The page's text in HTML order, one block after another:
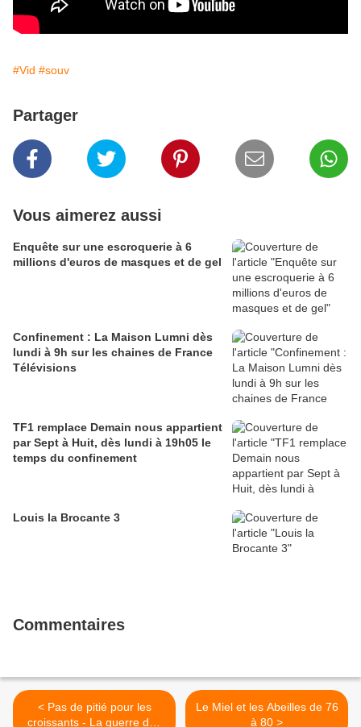
#Vid #souv
Partager
Vous aimerez aussi
Enquête sur une escroquerie à 6
millions d'euros de masques et de gel
Confinement : La Maison Lumni dès
lundi à 9h sur les chaines de France
Télévisions
TF1 remplace Demain nous appartient
par Sept à Huit, dès lundi à 19h05 le
temps du confinement
Louis la Brocante 3
Commentaires
< Pas de pitié pour les
croissants - La guerre des
Le Miel et les Abeilles de 76
à 80 >